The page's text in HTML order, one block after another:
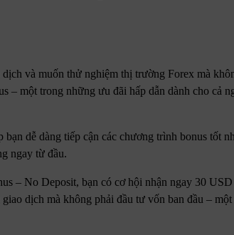
và muốn thử nghiệm thị trường Forex mà
– một trong những ưu đãi hấp dẫn dành cho cả
bạn dễ dàng tiếp cận các chương trình bonus tốt
ngay từ đầu.
– No Deposit, bạn có cơ hội nhận ngay 30
dịch mà không phải đầu tư vốn ban đầu –